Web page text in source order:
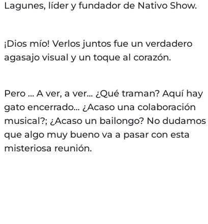
Lagunes, líder y fundador de Nativo Show.
¡Dios mío! Verlos juntos fue un verdadero
agasajo visual y un toque al corazón.
Pero … A ver, a ver... ¿Qué traman? Aquí hay
gato encerrado... ¿Acaso una colaboración
musical?; ¿Acaso un bailongo? No dudamos
que algo muy bueno va a pasar con esta
misteriosa reunión.